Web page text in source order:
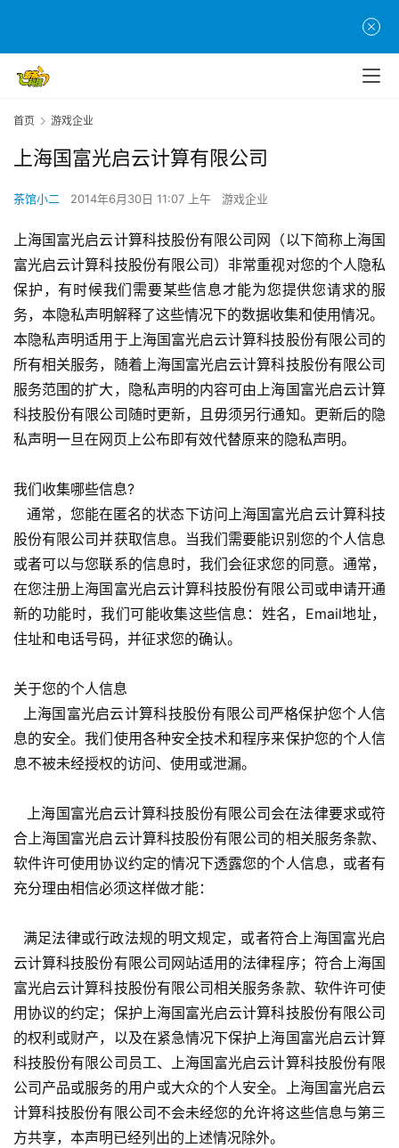
首
页
游
茶
原
创
游
戏
业
界
首页 游戏企业
上海国富光启云计算有限公司
茶馆小二 2014年6月30日 11:07 上午 游戏企业
上海国富光启云计算科技股份有限公司网（以下简称上海国
富光启云计算科技股份有限公司）非常重视对您的个人隐私
保护，有时候我们需要某些信息才能为您提供您请求的服
务，本隐私声明解释了这些情况下的数据收集和使用情况。
本隐私声明适用于上海国富光启云计算科技股份有限公司的
所有相关服务，随着上海国富光启云计算科技股份有限公司
服务范围的扩大，隐私声明的内容可由上海国富光启云计算
科技股份有限公司随时更新，且毋须另行通知。更新后的隐
私声明一旦在网页上公布即有效代替原来的隐私声明。
我们收集哪些信息?
通常，您能在匿名的状态下访问上海国富光启云计算科技
股份有限公司并获取信息。当我们需要能识别您的个人信息
或者可以与您联系的信息时，我们会征求您的同意。通常，
在您注册上海国富光启云计算科技股份有限公司或申请开通
新的功能时，我们可能收集这些信息：姓名，Email地址，
住址和电话号码，并征求您的确认。
关于您的个人信息
上海国富光启云计算科技股份有限公司严格保护您个人信
息的安全。我们使用各种安全技术和程序来保护您的个人信
息不被未经授权的访问、使用或泄漏。
上海国富光启云计算科技股份有限公司会在法律要求或符
合上海国富光启云计算科技股份有限公司的相关服务条款、
软件许可使用协议约定的情况下透露您的个人信息，或者有
充分理由相信必须这样做才能：
满足法律或行政法规的明文规定，或者符合上海国富光启
云计算科技股份有限公司网站适用的法律程序；符合上海国
富光启云计算科技股份有限公司相关服务条款、软件许可使
用协议的约定；保护上海国富光启云计算科技股份有限公司
的权利或财产，以及在紧急情况下保护上海国富光启云计算
科技股份有限公司员工、上海国富光启云计算科技股份有限
公司产品或服务的用户或大众的个人安全。上海国富光启云
计算科技股份有限公司不会未经您的允许将这些信息与第三
方共享，本声明已经列出的上述情况除外。